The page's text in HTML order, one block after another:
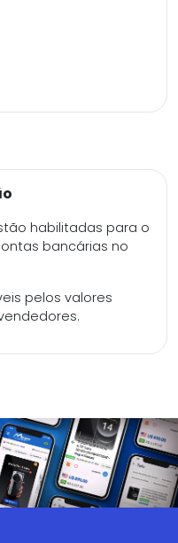
habilitadas para o
bancárias no
pelos valores